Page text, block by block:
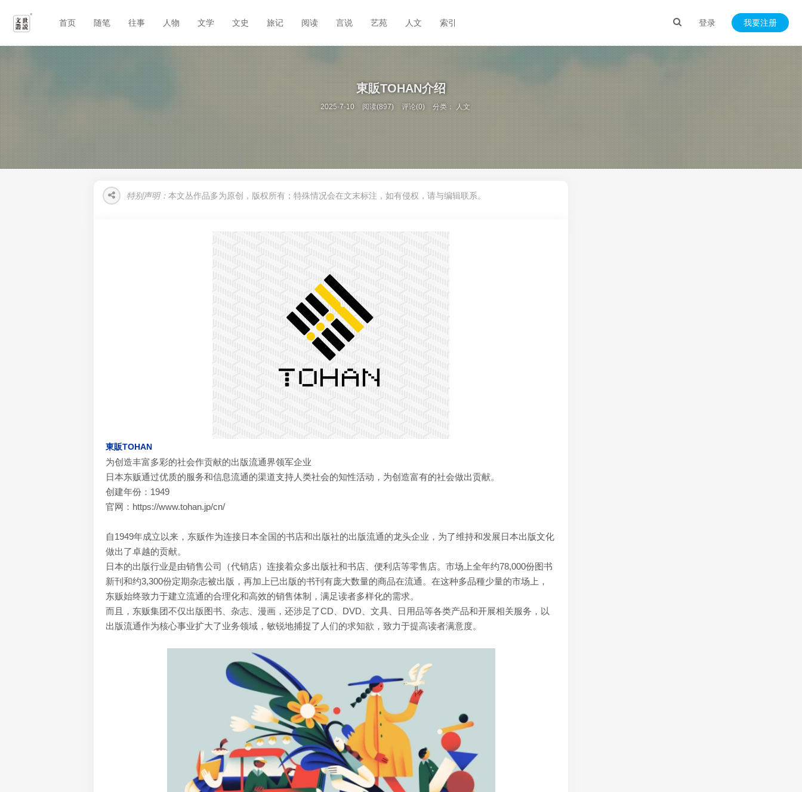
登录 我要注册
首页 随笔 往事 人物 文学 文史 旅记 阅读 言说 艺苑 人文 索引
東販TOHAN介绍
2025-7-10 阅读(897) 评论(0) 分类：人文
特别声明： 本文丛作品多为原创，版权所有；特殊情况会在文末标注，如有侵权，请与编辑联系。
東販TOHAN
为创造丰富多彩的社会作贡献的出版流通界领军企业
日本东贩通过优质的服务和信息流通的渠道支持人类社会的知性活动，为创造富有的社会做出贡献。
创建年份：1949
官网：https://www.tohan.jp/cn/
自1949年成立以来，东贩作为连接日本全国的书店和出版社的出版流通的龙头企业，为了维持和发展日本出版文化
做出了卓越的贡献。
日本的出版行业是由销售公司（代销店）连接着众多出版社和书店、便利店等零售店。市场上全年约78,000份图书
新刊和约3,300份定期杂志被出版，再加上已出版的书刊有庞大数量的商品在流通。在这种多品種少量的市场上，
东贩始终致力于建立流通的合理化和高效的销售体制，满足读者多样化的需求。
而且，东贩集团不仅出版图书、杂志、漫画，还涉足了CD、DVD、文具、日用品等各类产品和开展相关服务，以
出版流通作为核心事业扩大了业务领域，敏锐地捕捉了人们的求知欲，致力于提高读者满意度。